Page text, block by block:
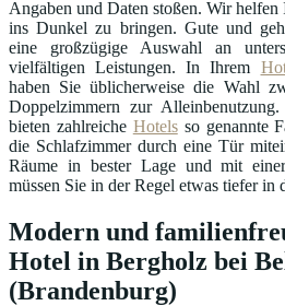
Angaben und Daten stoßen. Wir
ins Dunkel zu bringen. Gute und
eine großzügige Auswahl an
vielfältigen Leistungen. In Ihrem
haben Sie üblicherweise die Wahl
Doppelzimmern zur
bieten zahlreiche Hotelsso genannte
die Schlafzimmer durch eine Tür
Räume in bester Lage und mit
müssen Sie in der Regel etwas tiefer in
Modern und
Hotel in Bergholz bei
(Brandenburg)